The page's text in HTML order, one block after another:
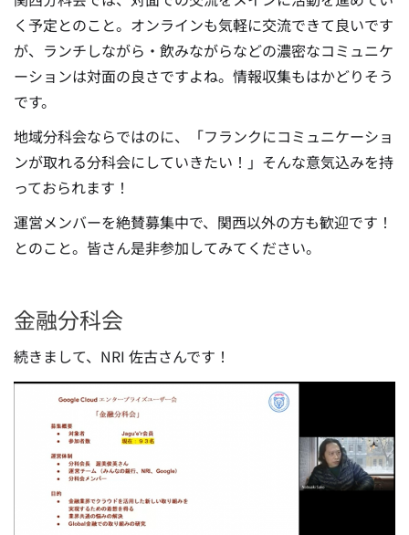
く予定とのこと。オンラインも気軽に交流できて良いです
が、ランチしながら・飲みながらなどの濃密なコミュニケ
ーションは対面の良さですよね。情報収集もはかどりそう
です。
地域分科会ならではのに、「フランクにコミュニケーショ
ンが取れる分科会にしていきたい！」そんな意気込みを持
っておられます！
運営メンバーを絶賛募集中で、関西以外の方も歓迎です！
とのこと。皆さん是非参加してみてください。
金融分科会
続きまして、NRI 佐古さんです！